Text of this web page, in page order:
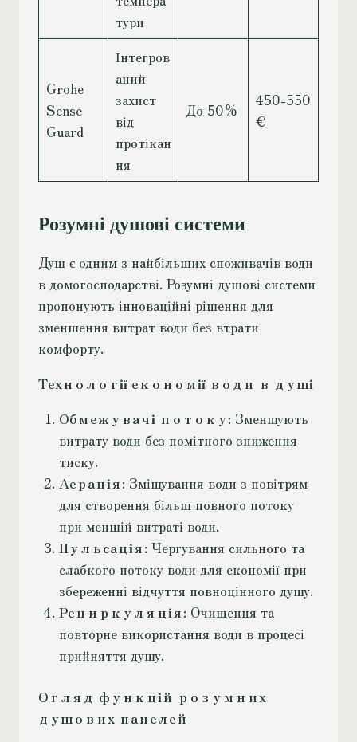
тури
Grohe
Sense
Guard
Інтегров
аний
захист
від
протікан
ня
До 50%
450-550
€
Розумні душові системи
Душ є одним з найбільших споживачів води
в домогосподарстві. Розумні душові системи
пропонують інноваційні рішення для
зменшення витрат води без втрати
комфорту.
Технології економії води в душі
Обмежувачі потоку: Зменшують
витрату води без помітного зниження
тиску.
Аерація: Змішування води з повітрям
для створення більш повного потоку
при меншій витраті води.
Пульсація: Чергування сильного та
слабкого потоку води для економії при
збереженні відчуття повноцінного душу.
Рециркуляція: Очищення та
повторне використання води в процесі
прийняття душу.
Огляд функцій розумних
душових панелей